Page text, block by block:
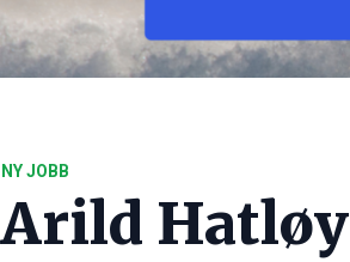
NY JOBB
Arild Hatløy